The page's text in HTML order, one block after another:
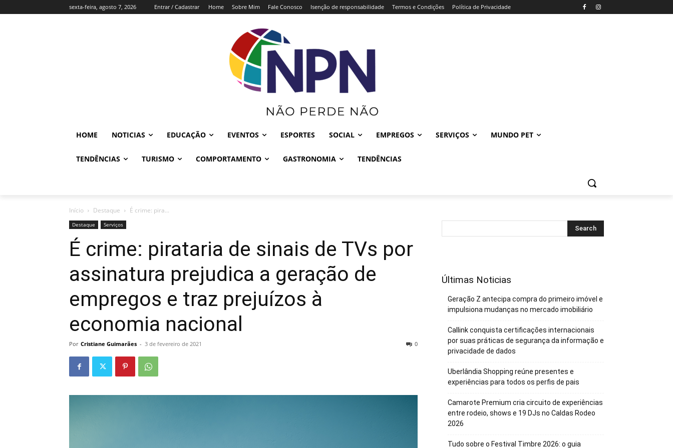
sexta-feira, agosto 7, 2026 Entrar / Cadastrar Home Sobre Mim Fale Conosco Isenção de responsabilidade Termos e Condições Política de Privacidade
HOME NOTICIAS EDUCAÇÃO EVENTOS ESPORTES SOCIAL EMPREGOS SERVIÇOS MUNDO PET
TENDÊNCIAS TURISMO COMPORTAMENTO GASTRONOMIA TENDÊNCIAS
Início Destaque É crime: pira...
Destaque Serviços
É crime: pirataria de sinais de TVs por
assinatura prejudica a geração de
empregos e traz prejuízos à
economia nacional
Por Cristiane Guimarães - 3 de fevereiro de 2021 0
Últimas Noticias
Geração Z antecipa compra do primeiro imóvel e
impulsiona mudanças no mercado imobiliário
Callink conquista certificações internacionais
por suas práticas de segurança da informação e
privacidade de dados
Uberlândia Shopping reúne presentes e
experiências para todos os perfis de pais
Camarote Premium cria circuito de experiências
entre rodeio, shows e 19 DJs no Caldas Rodeo
2026
Tudo sobre o Festival Timbre 2026: o guia